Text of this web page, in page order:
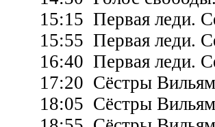
15:15 Первая леди.
15:55 Первая леди.
16:40 Первая леди.
17:20 Сёстры
18:05 Сёстры